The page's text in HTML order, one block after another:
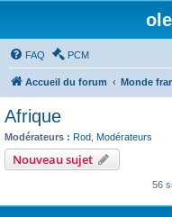
FAQ PCM
Accueil du forum Monde
Afrique
Modérateurs : Rod Modérateurs
Nouveau sujet
56